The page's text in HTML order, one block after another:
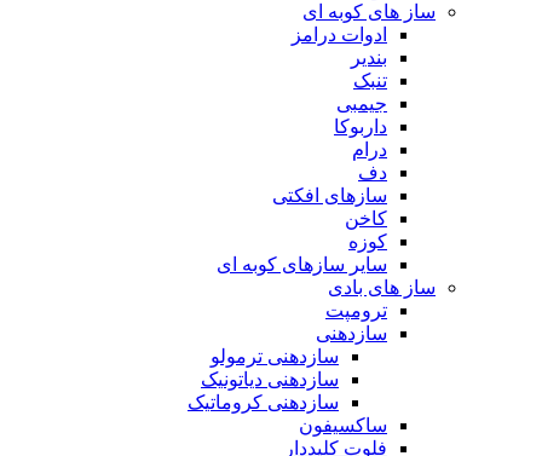
ساز های کوبه ای
ادوات درامز
بندیر
تنبک
جیمبی
داربوکا
درام
دف
سازهای افکتی
کاخن
کوزه
سایر سازهای کوبه ای
ساز های بادی
ترومپت
سازدهنی
سازدهنی ترمولو
سازدهنی دیاتونیک
سازدهنی کروماتیک
ساکسیفون
فلوت کلیددار